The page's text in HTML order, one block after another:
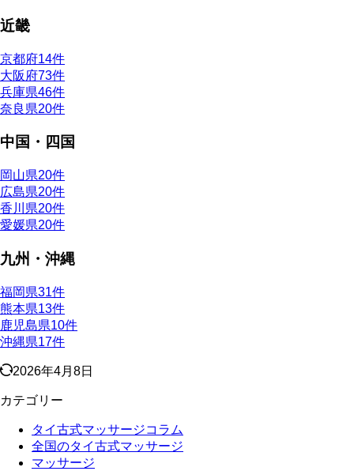
近畿
京都府14件
大阪府73件
兵庫県46件
奈良県20件
中国・四国
岡山県20件
広島県20件
香川県20件
愛媛県20件
九州・沖縄
福岡県31件
熊本県13件
鹿児島県10件
沖縄県17件
2026年4月8日
カテゴリー
タイ古式マッサージコラム
全国のタイ古式マッサージ
マッサージ